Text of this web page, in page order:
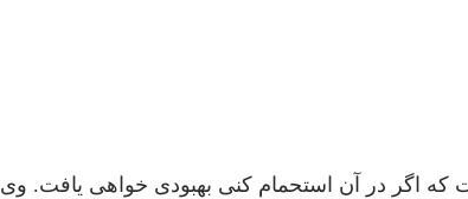
اگر در آن استحمام کنی بهبودی خواهی یافت. وی